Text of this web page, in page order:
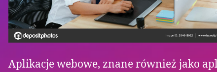
Aplikacje webowe, znane również jako